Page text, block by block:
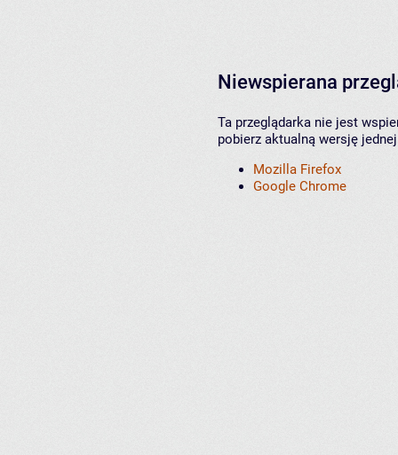
Niewspierana
Ta przeglądarka nie jest
pobierz aktualną wersję
Mozilla Firefox
Google Chrome